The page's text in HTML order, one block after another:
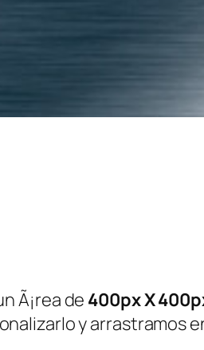
Ã¡rea de 400px X
y arrastramos